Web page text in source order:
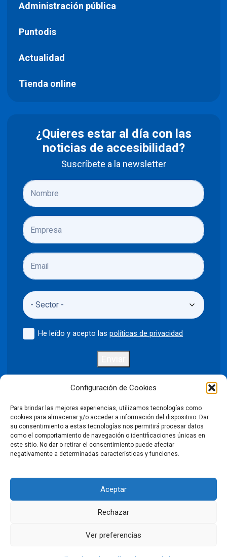
Configuración de Cookies
Para brindar las mejores experiencias, utilizamos tecnologías como
cookies para almacenar y/o acceder a información del dispositivo. Dar
su consentimiento a estas tecnologías nos permitirá procesar datos
como el comportamiento de navegación o identificaciones únicas en
este sitio. No dar o retirar el consentimiento puede afectar
negativamente a determinadas características y funciones.
Aceptar
Rechazar
Ver preferencias
Administración pública
Puntodis
Actualidad
Tienda online
¿Quieres estar al día con las
noticias de accesibilidad?
Suscríbete a la newsletter
He leído y acepto laspolíticas de privacidad
Política de privacidad Aviso legal
Política de cookies
Declaración de accesibilidad
©2026 Puntodis. Todos los derechos reservados. Prohibida la